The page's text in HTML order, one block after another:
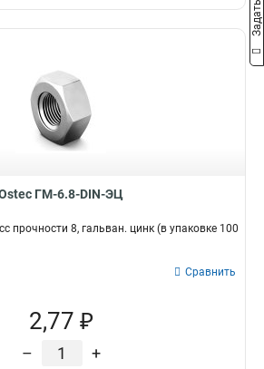
ГМ-6.8-DIN-ЭЦ
прочности 8, гальван. цинк (в упаковке 100
Сравнить
2,77 ₽
– +